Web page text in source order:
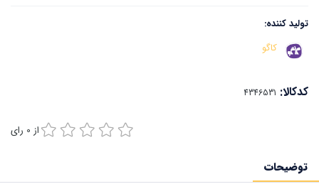
تولید کننده:
کاگو
کدکالا:
از 0 رای
توضیحات